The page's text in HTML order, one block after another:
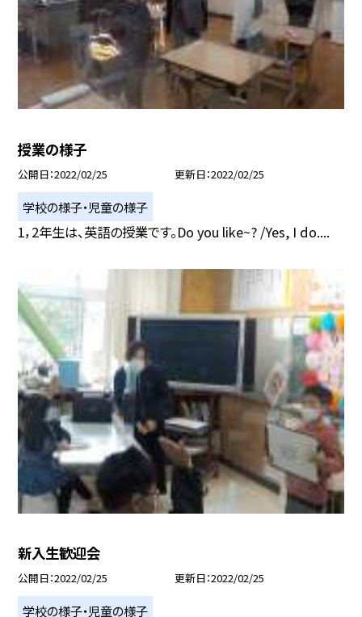
授業の様子
公開日 2022/02/25 更新日 2022/02/25
学校の様子・児童の様子
1，2年生は、英語の授業です。Do you like~? /Yes, I do....
新入生歓迎会
公開日 2022/02/25 更新日 2022/02/25
学校の様子・児童の様子